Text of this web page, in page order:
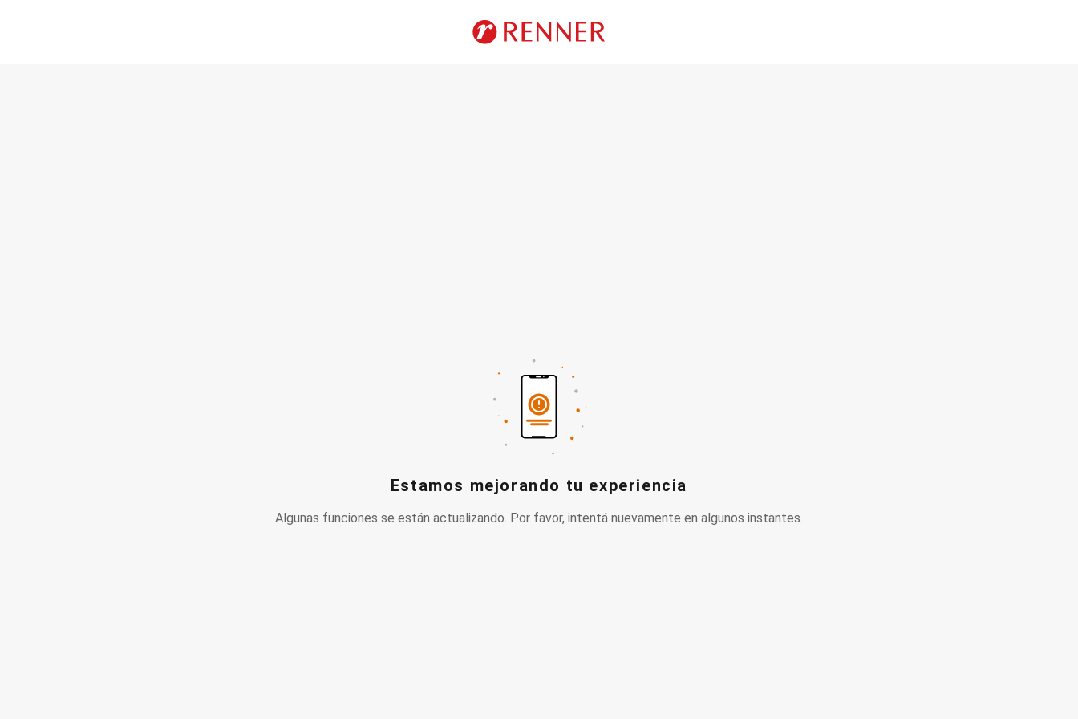
Estamos mejorando tu experiencia
Algunas funciones se están actualizando. Por favor, intentá nuevamente en algunos instantes.